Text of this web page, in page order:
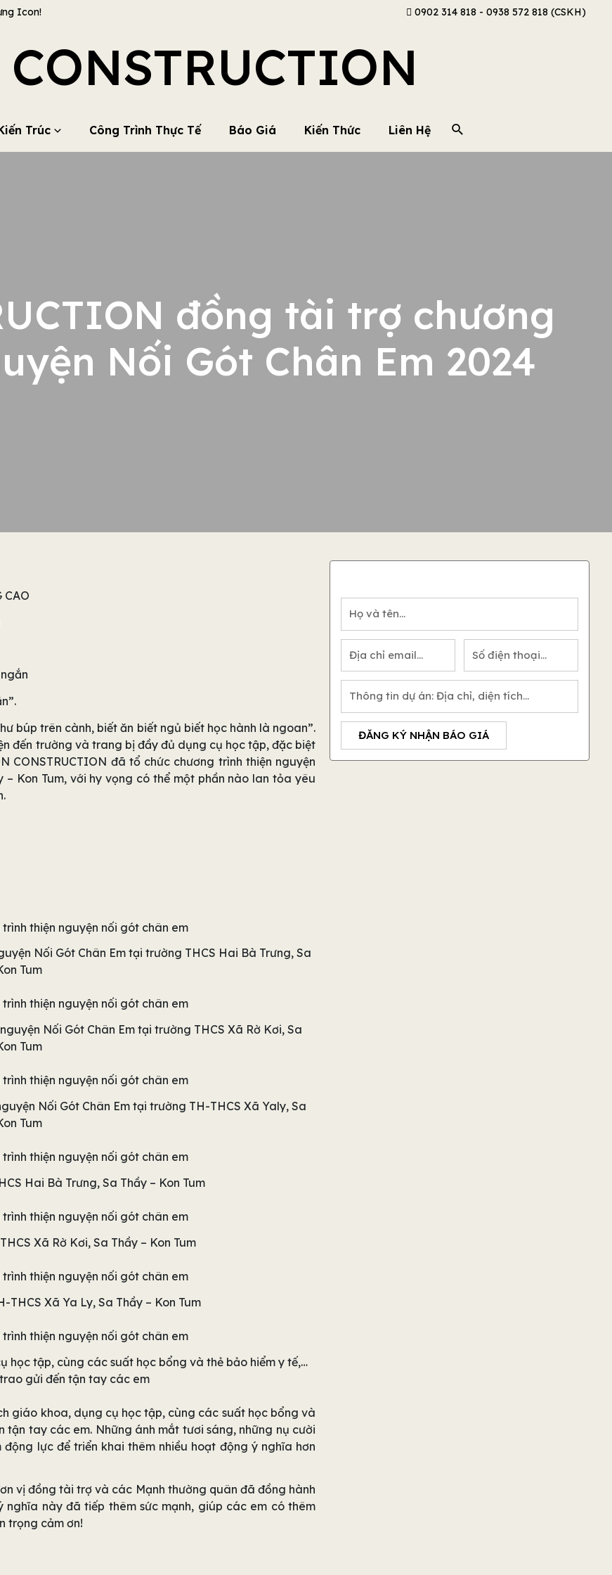
Icon! 0902 314 818 - 0938 572 818 (CSKH)
Trúc Công Trình Thực Tế Báo Giá Kiến Thức Liên Hệ
đồng tài trợ chương
Nối Gót Chân Em 2024
CAO
búp trên cành, biết ăn biết ngủ biết học hành là ngoan”.
đến trường và trang bị đầy đủ dụng cụ học tập, đặc biệt
CONSTRUCTION đã tổ chức chương trình thiện nguyện
Kon Tum, với hy vọng có thể một phần nào lan tỏa yêu
Nối Gót Chân Em tại trường THCS Hai Bà Trưng, Sa
Tum
Nối Gót Chân Em tại trường THCS Xã Rờ Kơi, Sa
Tum
Nối Gót Chân Em tại trường TH-THCS Xã Yaly, Sa
Tum
Hai Bà Trưng, Sa Thầy – Kon Tum
Xã Rờ Kơi, Sa Thầy – Kon Tum
Xã Ya Ly, Sa Thầy – Kon Tum
học tập, cùng các suất học bổng và thẻ bảo hiểm y tế,…
gửi đến tận tay các em
giáo khoa, dụng cụ học tập, cùng các suất học bổng và
tay các em. Những ánh mắt tươi sáng, những nụ cười
lực để triển khai thêm nhiều hoạt động ý nghĩa hơn
vị đồng tài trợ và các Mạnh thường quân đã đồng hành
nghĩa này đã tiếp thêm sức mạnh, giúp các em có thêm
trọng cảm ơn!
ĐĂNG KÝ NHẬN BÁO GIÁ